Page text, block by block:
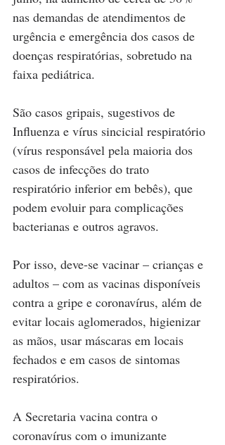
nas demandas de atendimentos de
urgência e emergência dos casos de
doenças respiratórias, sobretudo na
faixa pediátrica.
São casos gripais, sugestivos de
Influenza e vírus sincicial respiratório
(vírus responsável pela maioria dos
casos de infecções do trato
respiratório inferior em bebês), que
podem evoluir para complicações
bacterianas e outros agravos.
Por isso, deve-se vacinar – crianças e
adultos – com as vacinas disponíveis
contra a gripe e coronavírus, além de
evitar locais aglomerados, higienizar
as mãos, usar máscaras em locais
fechados e em casos de sintomas
respiratórios.
A Secretaria vacina contra o
coronavírus com o imunizante